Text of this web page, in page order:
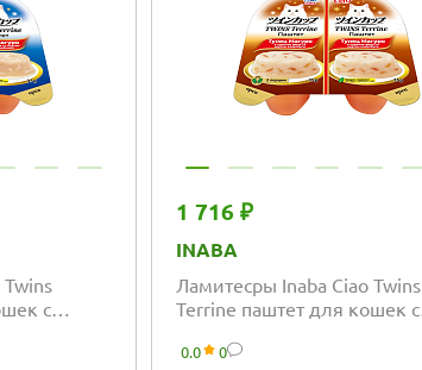
с
1 716 ₽
INABA
Ламитесры Inaba Ciao Twins
Terrine паштет для кошек с
со вкусом кацуобуси
0.0 0